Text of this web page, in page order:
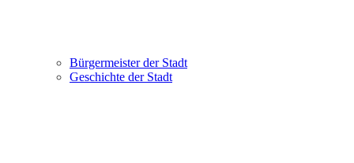
Bürgermeister der Stadt
Geschichte der Stadt